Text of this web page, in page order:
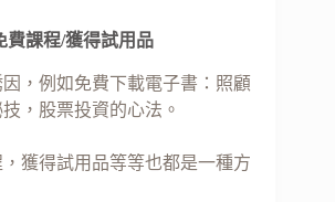
費課程/獲得試用品
，例如免費下載電子書：照顧
，股票投資的心法。
獲得試用品等等也都是一種方